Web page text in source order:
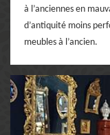
à l’anciennes en
d’antiquité moins
meubles à l’ancien.